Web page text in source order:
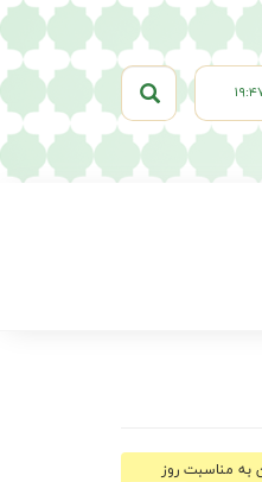
به مناسبت روز